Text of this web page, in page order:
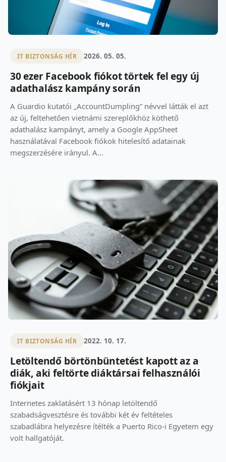
IT BIZTONSÁG HÍR 2026. 05. 05.
30 ezer Facebook fiókot törtek fel egy új
adathalász kampány során
A Guardio kutatói „AccountDumpling” névvel látták el azt
az új, feltehetően vietnámi szereplőkhöz köthető
adathalász kampányt, amely a Google AppSheet
használatával Facebook fiókok hitelesítő adatainak
megszerzésére irányul. A...
IT BIZTONSÁG HÍR 2022. 10. 17.
Letöltendő börtönbüntetést kapott az a
diák, aki feltörte diáktársai felhasználói
fiókjait
Internetes zaklatásért 13 hónap letöltendő
szabadságvesztésre és további két év feltételes
szabadlábra helyezésre ítélték a Puerto Rico-i Egyetem egy
volt hallgatóját.